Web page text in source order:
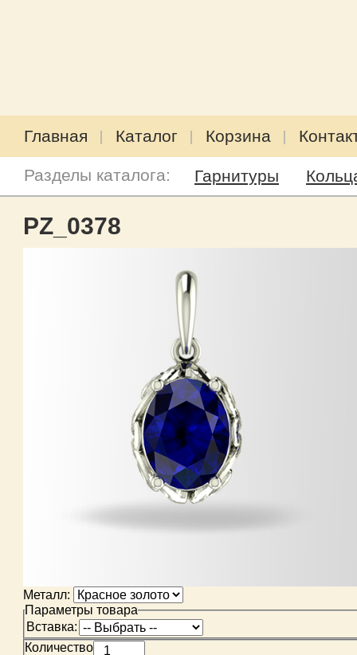
Главная Каталог Корзина
Разделы каталога: Гарнитуры
PZ_0378
Металл:
Параметры товара
Вставка:
Количество